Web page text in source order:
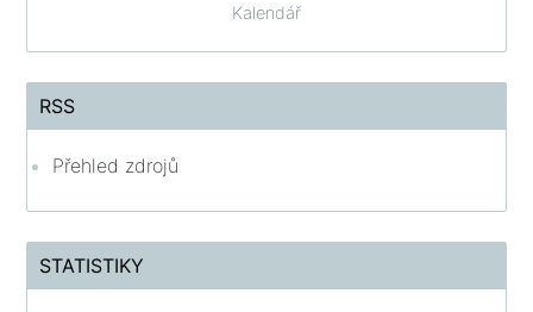
Kalendář
RSS
Přehled zdrojů
STATISTIKY